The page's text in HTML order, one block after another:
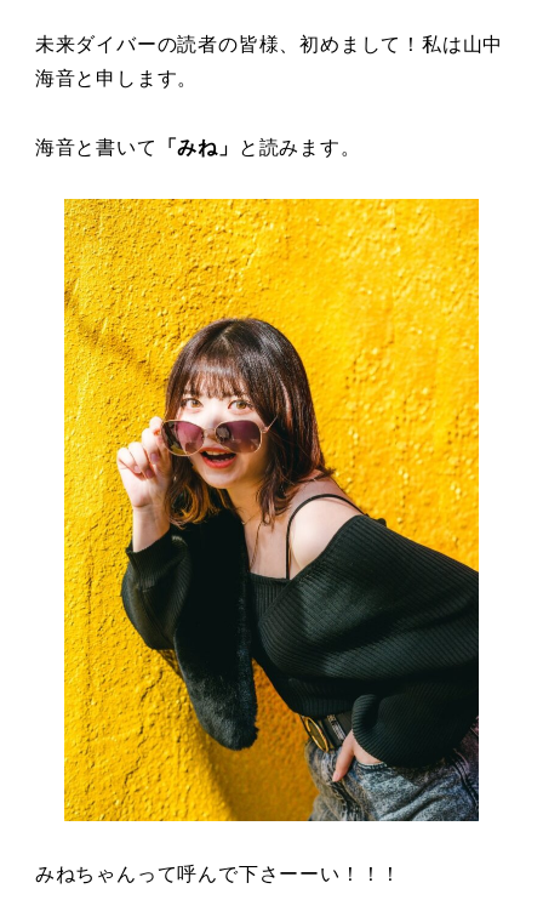
未来ダイバーの読者の皆様、初めまして！私は山中
海音と申します。
海音と書いて 「みね」 と読みます。
みねちゃんって呼んで下さーーい！！！